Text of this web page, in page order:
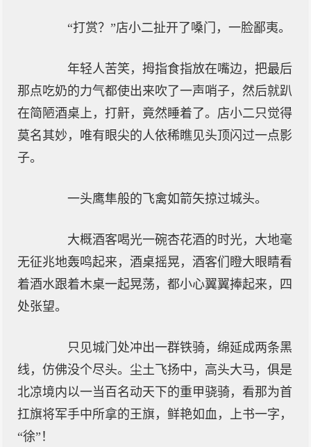
“打赏？”店小二扯开了嗓门，一脸鄙夷。
年轻人苦笑，拇指食指放在嘴边，把最后
那点吃奶的力气都使出来吹了一声哨子，然后就趴
在简陋酒桌上，打鼾，竟然睡着了。店小二只觉得
莫名其妙，唯有眼尖的人依稀瞧见头顶闪过一点影
子。
一头鹰隼般的飞禽如箭矢掠过城头。
大概酒客喝光一碗杏花酒的时光，大地毫
无征兆地轰鸣起来，酒桌摇晃，酒客们瞪大眼睛看
着酒水跟着木桌一起晃荡，都小心翼翼捧起来，四
处张望。
只见城门处冲出一群铁骑，绵延成两条黑
线，仿佛没个尽头。尘土飞扬中，高头大马，俱是
北凉境内以一当百名动天下的重甲骁骑，看那为首
扛旗将军手中所拿的王旗，鲜艳如血，上书一字，
“徐”！